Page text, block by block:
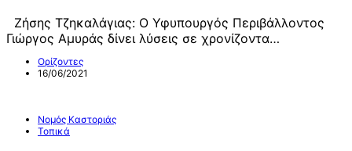
Ζήσης Τζηκαλάγιας: Ο Υφυπουργός Περιβάλλοντος
Γιώργος Αμυράς δίνει λύσεις σε χρονίζοντα…
Ορίζοντες
16/06/2021
Νομός Καστοριάς
Τοπικά